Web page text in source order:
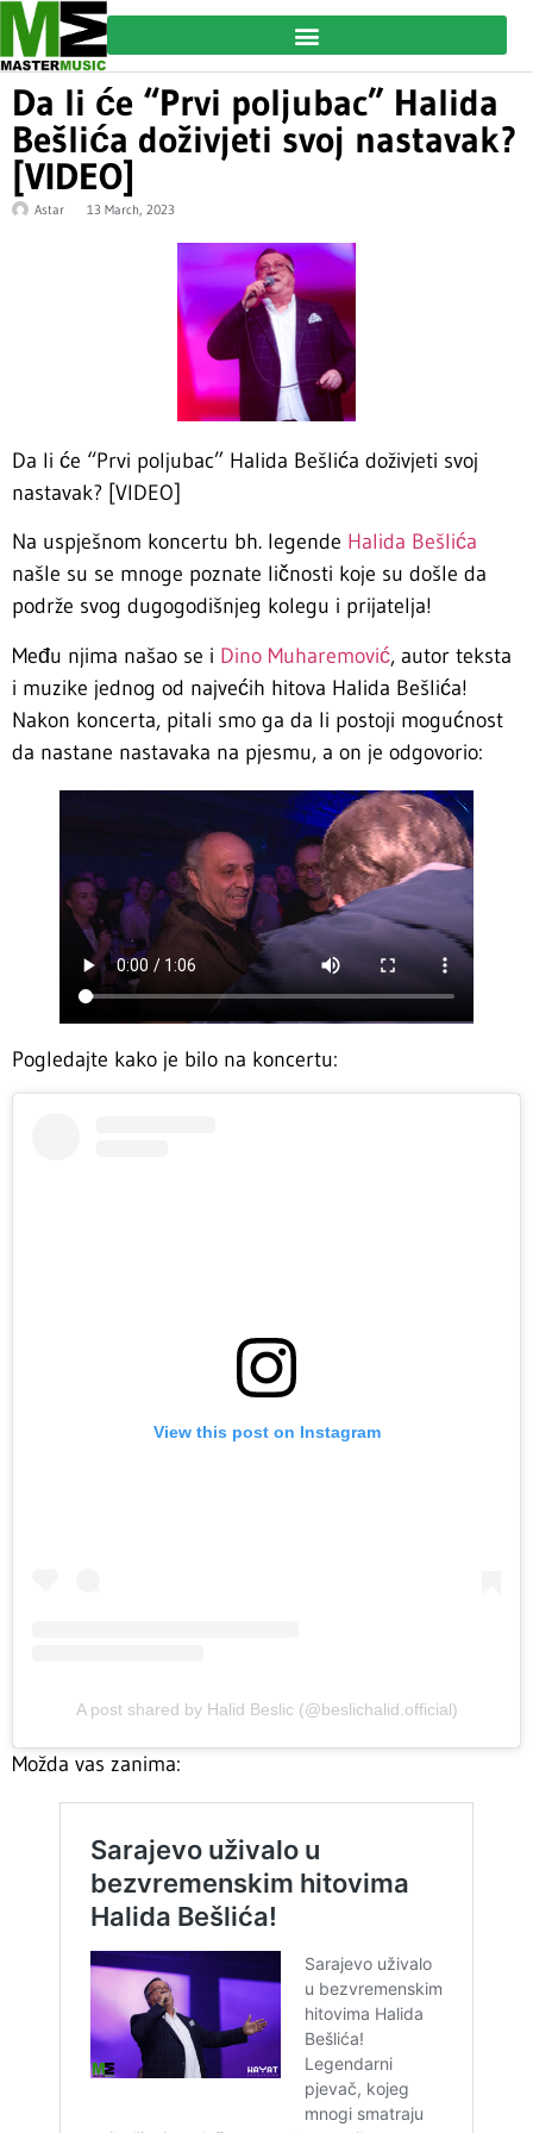
Da li će “Prvi poljubac” Halida
Bešlića doživjeti svoj nastavak?
[VIDEO]
Astar 13 March, 2023
Da li će “Prvi poljubac” Halida Bešlića doživjeti svoj
nastavak? [VIDEO]
Na uspješnom koncertu bh. legende Halida Bešlića
našle su se mnoge poznate ličnosti koje su došle da
podrže svog dugogodišnjeg kolegu i prijatelja!
Među njima našao se i Dino Muharemović, autor teksta
i muzike jednog od najvećih hitova Halida Bešlića!
Nakon koncerta, pitali smo ga da li postoji mogućnost
da nastane nastavaka na pjesmu, a on je odgovorio:
Pogledajte kako je bilo na koncertu:
View this post on Instagram
A post shared by Halid Beslic (@beslichalid.official)
Možda vas zanima: